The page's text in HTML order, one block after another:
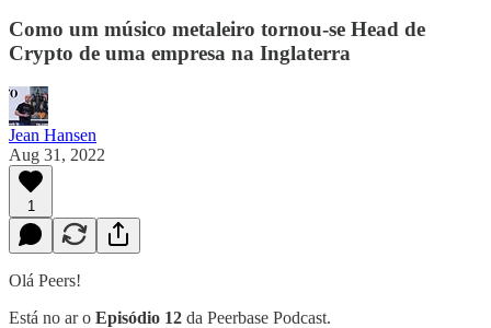
Como um músico metaleiro tornou-se Head de
Crypto de uma empresa na Inglaterra
Jean Hansen
Aug 31, 2022
1
Olá Peers!
Está no ar o Episódio 12 da Peerbase Podcast.